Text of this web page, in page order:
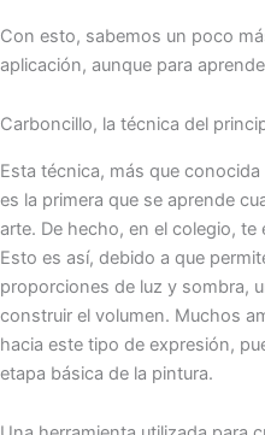
Con esto, sabemos un poco
aplicación, aunque para
Carboncillo, la técnica del
Esta técnica, más que
es la primera que se aprende
arte. De hecho, en el colegio,
Esto es así, debido a que
proporciones de luz y sombra,
construir el volumen. Muchos
hacia este tipo de expresión,
etapa básica de la pintura.